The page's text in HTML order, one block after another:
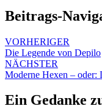
Beitrags-
VORHERIGER
Die Legende von Depilo
NÄCHSTER
Moderne Hexen – oder:
Ein Gedanke